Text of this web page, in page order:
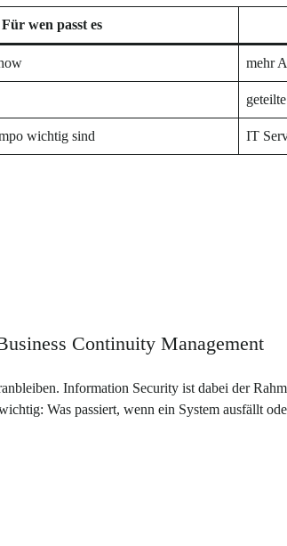
Für wen passt es
mehr
wichtig sind IT
Continuity Management
Information Security ist dabei der
Was passiert, wenn ein System ausfällt